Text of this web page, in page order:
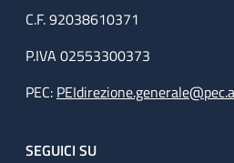
C.F. 92038610371
P.IVA 02553300373
PEC:
SEGUICI SU